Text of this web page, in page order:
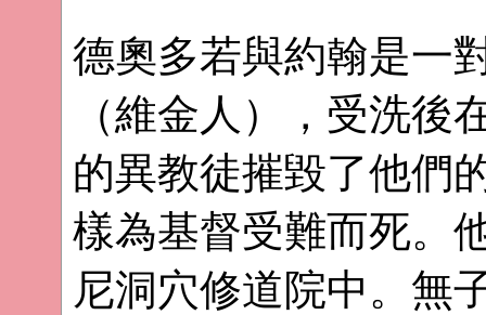
德奧多若與約翰是一
（維金人），受洗後
的異教徒摧毀了他們
樣為基督受難而死。
尼洞穴修道院中。無